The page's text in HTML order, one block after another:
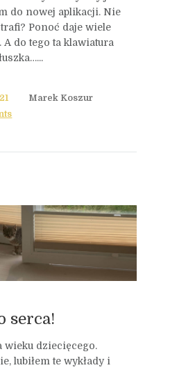
do nowej aplikacji. Nie
Ponoć daje wiele
do tego ta klawiatura
Marek Koszur
serca!
wieku dziecięcego.
lubiłem te wykłady i